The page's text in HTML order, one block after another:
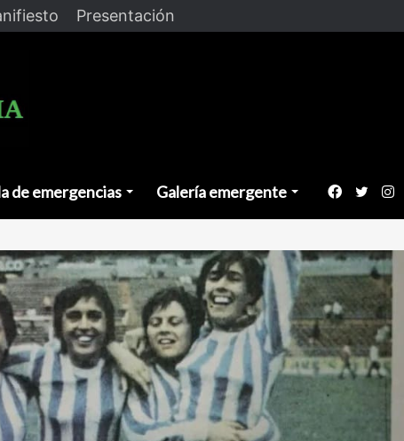
Presentación
de emergencias Galería emergente Facebook